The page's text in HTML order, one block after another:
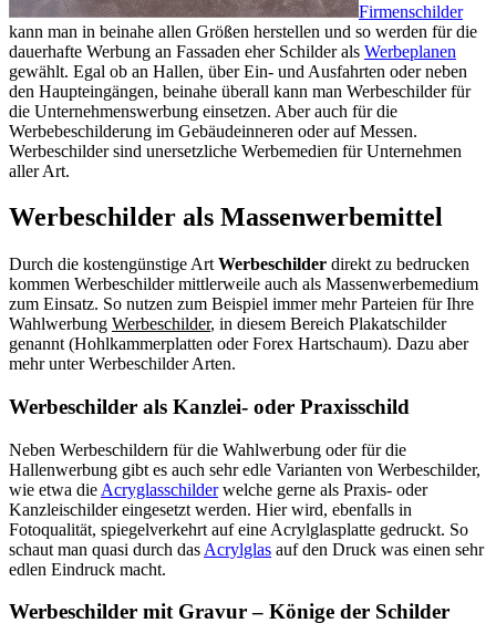
Firmenschilder
kann man in beinahe allen Größen herstellen und so werden für die
dauerhafte Werbung an Fassaden eher Schilder als Werbeplanen
gewählt. Egal ob an Hallen, über Ein- und Ausfahrten oder neben
den Haupteingängen, beinahe überall kann man Werbeschilder für
die Unternehmenswerbung einsetzen. Aber auch für die
Werbebeschilderung im Gebäudeinneren oder auf Messen.
Werbeschilder sind unersetzliche Werbemedien für Unternehmen
aller Art.
Werbeschilder als Massenwerbemittel
Durch die kostengünstige Art Werbeschilder direkt zu bedrucken
kommen Werbeschilder mittlerweile auch als Massenwerbemedium
zum Einsatz. So nutzen zum Beispiel immer mehr Parteien für Ihre
Wahlwerbung Werbeschilder, in diesem Bereich Plakatschilder
genannt (Hohlkammerplatten oder Forex Hartschaum). Dazu aber
mehr unter Werbeschilder Arten.
Werbeschilder als Kanzlei- oder Praxisschild
Neben Werbeschildern für die Wahlwerbung oder für die
Hallenwerbung gibt es auch sehr edle Varianten von Werbeschilder,
wie etwa die Acryglasschilderwelche gerne als Praxis- oder
Kanzleischilder eingesetzt werden. Hier wird, ebenfalls in
Fotoqualität, spiegelverkehrt auf eine Acrylglasplatte gedruckt. So
schaut man quasi durch das Acrylglas auf den Druck was einen sehr
edlen Eindruck macht.
Werbeschilder mit Gravur – Könige der Schilder